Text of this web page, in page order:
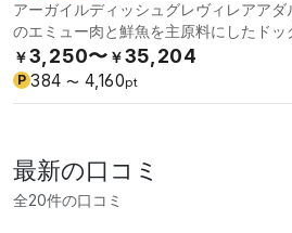
アーガイルディッシュグレヴィレアア
のエミュー肉と鮮魚を主原料にしたドッ
￥3,250〜 ￥35,204
P 384 〜 4,160pt
最新の口コミ
全20件の口コミ